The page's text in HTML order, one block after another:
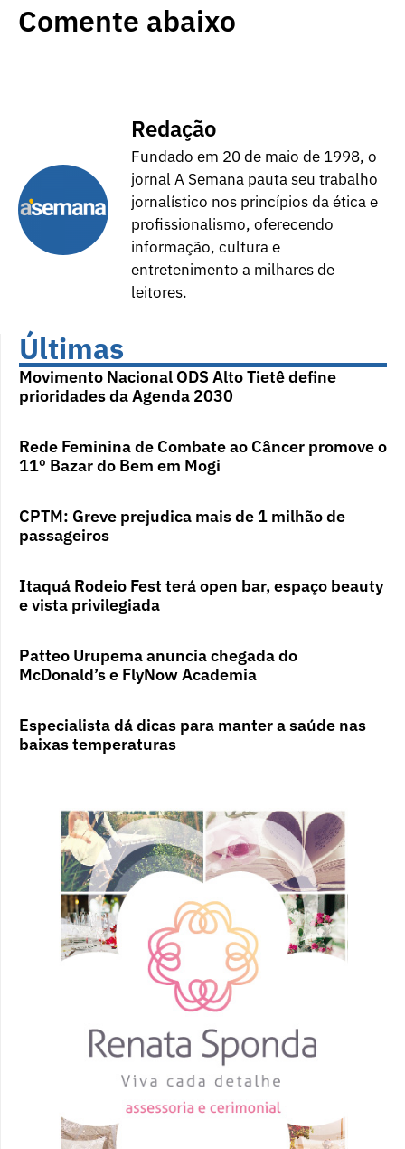
Comente abaixo
Redação
Fundado em 20 de maio de 1998, o
jornal A Semana pauta seu trabalho
jornalístico nos princípios da ética e
profissionalismo, oferecendo
informação, cultura e
entretenimento a milhares de
leitores.
Últimas
Movimento Nacional ODS Alto Tietê define
prioridades da Agenda 2030
Rede Feminina de Combate ao Câncer promove o
11º Bazar do Bem em Mogi
CPTM: Greve prejudica mais de 1 milhão de
passageiros
Itaquá Rodeio Fest terá open bar, espaço beauty
e vista privilegiada
Patteo Urupema anuncia chegada do
McDonald’s e FlyNow Academia
Especialista dá dicas para manter a saúde nas
baixas temperaturas